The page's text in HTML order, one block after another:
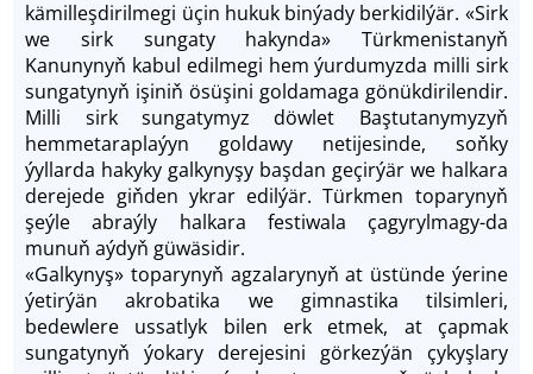
kämilleşdirilmegi üçin hukuk binýady berkidilýär. «Sirk
we sirk sungaty hakynda» Türkmenistanyň
Kanunynyň kabul edilmegi hem ýurdumyzda milli sirk
sungatynyň işiniň ösüşini goldamaga gönükdirilendir.
Milli sirk sungatymyz döwlet Baştutanymyzyň
hemmetaraplaýyn goldawy netijesinde, soňky
ýyllarda hakyky galkynyşy başdan geçirýär we halkara
derejede giňden ykrar edilýär. Türkmen toparynyň
şeýle abraýly halkara festiwala çagyrylmagy-da
munuň aýdyň güwäsidir.
«Galkynyş» toparynyň agzalarynyň at üstünde ýerine
ýetirýän akrobatika we gimnastika tilsimleri,
bedewlere ussatlyk bilen erk etmek, at çapmak
sungatynyň ýokary derejesini görkezýän çykyşlary